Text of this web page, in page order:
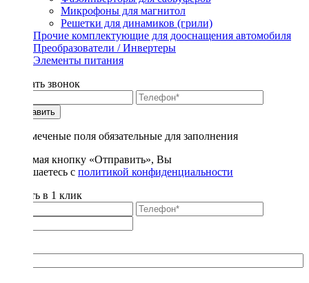
Микрофоны для магнитол
Решетки для динамиков (грили)
Прочие комплектующие для дооснащения автомобиля
Преобразователи / Инвертеры
Элементы питания
Заказать звонок
Отправить
* - отмеченые поля обязательные для заполнения
Нажимая кнопку «Отправить», Вы
соглашаетесь с политикой конфиденциальности
Купить в 1 клик